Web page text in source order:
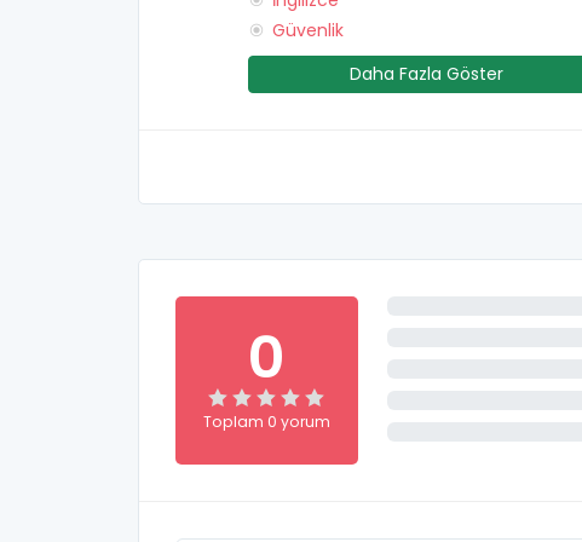
Güvenlik
Daha Fazla Göster
0
Toplam 0 yorum